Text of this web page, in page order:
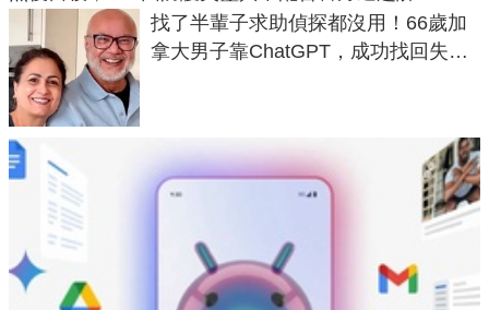
找了半輩子求助偵探都沒用！66歲加
拿大男子靠ChatGPT，成功找回失散